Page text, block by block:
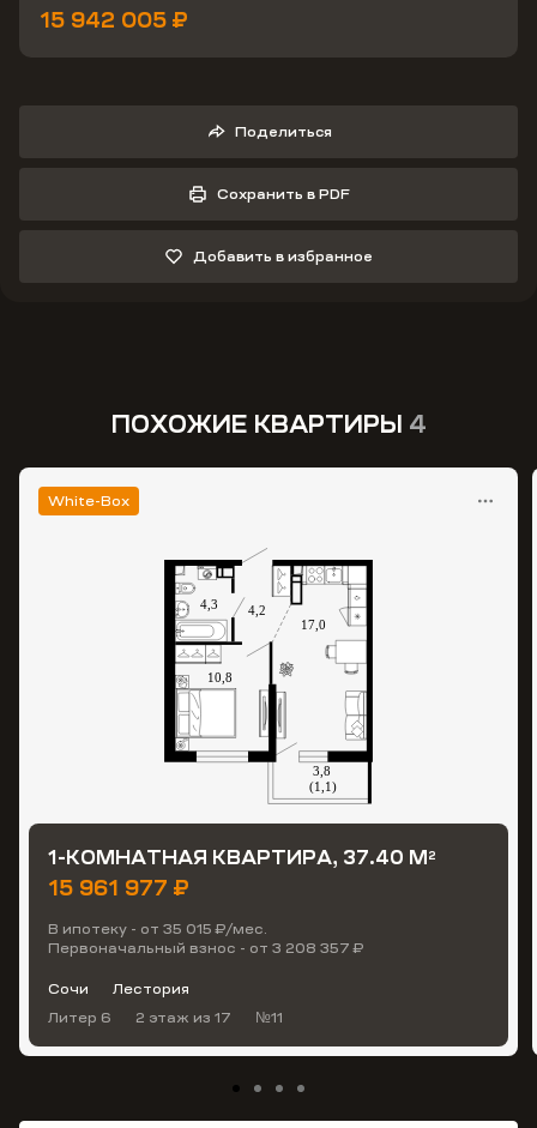
15 942 005 ₽
Поделиться
Сохранить в PDF
Добавить в избранное
ПОХОЖИЕ КВАРТИРЫ 4
White-Box
1-КОМНАТНАЯ КВАРТИРА, 37.40 М2
15 961 977 ₽
В ипотеку - от 35 015 ₽/мес.
Первоначальный взнос - от 3 208 357 ₽
Сочи
Лестория
Литер 6
2 этаж из 17 №11